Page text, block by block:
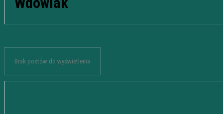
Brak postów do wyświetlenia